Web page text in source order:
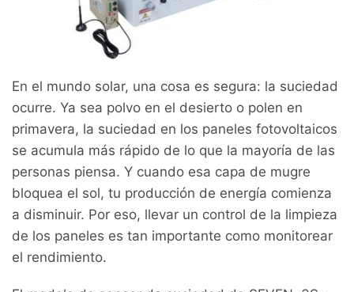
En el mundo solar, una cosa es segura: la suciedad
ocurre. Ya sea polvo en el desierto o polen en
primavera, la suciedad en los paneles fotovoltaicos
se acumula más rápido de lo que la mayoría de las
personas piensa. Y cuando esa capa de mugre
bloquea el sol, tu producción de energía comienza
a disminuir. Por eso, llevar un control de la limpieza
de los paneles es tan importante como monitorear
el rendimiento.